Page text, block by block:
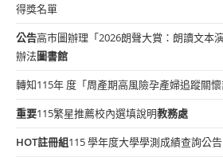
得獎名單
公告高市圖辦理「2026朗聲大賞：朗讀文本
辦法圖書館
轉知115年 度「周產期高風險孕產婦追蹤關懷
重要115繁星推薦校內選填說明教務處
HOT註冊組115 學年度大學學測成績查詢公告